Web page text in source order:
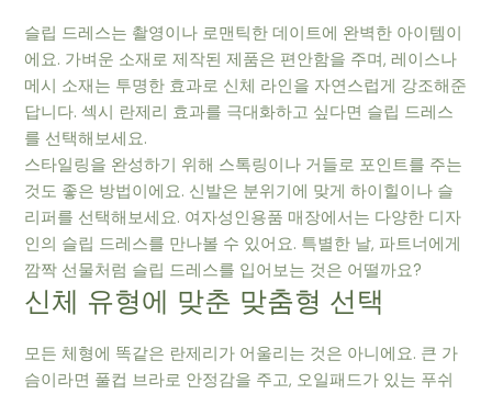
슬립 드레스는 촬영이나 로맨틱한 데이트에 완벽한 아이템이
에요. 가벼운 소재로 제작된 제품은 편안함을 주며, 레이스나
메시 소재는 투명한 효과로 신체 라인을 자연스럽게 강조해준
답니다. 섹시 란제리 효과를 극대화하고 싶다면 슬립 드레스
를 선택해보세요.
스타일링을 완성하기 위해 스톡링이나 거들로 포인트를 주는
것도 좋은 방법이에요. 신발은 분위기에 맞게 하이힐이나 슬
리퍼를 선택해보세요. 여자성인용품 매장에서는 다양한 디자
인의 슬립 드레스를 만나볼 수 있어요. 특별한 날, 파트너에게
깜짝 선물처럼 슬립 드레스를 입어보는 것은 어떨까요?
신체 유형에 맞춘 맞춤형 선택
모든 체형에 똑같은 란제리가 어울리는 것은 아니에요. 큰 가
슴이라면 풀컵 브라로 안정감을 주고, 오일패드가 있는 푸쉬